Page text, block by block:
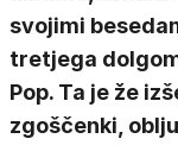
svojimi
tretjega
Pop. Ta je že
zgoščenki,